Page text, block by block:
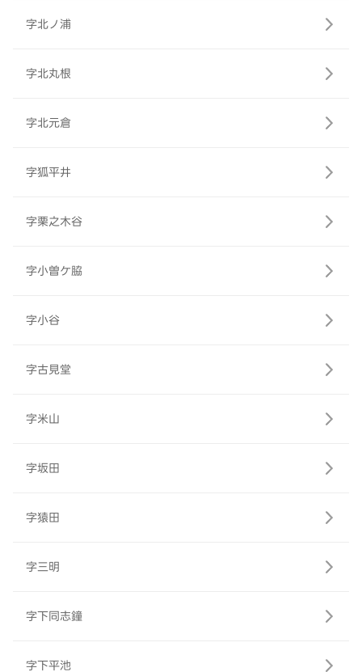
字北ノ浦
字北丸根
字北元倉
字狐平井
字栗之木谷
字小曽ケ脇
字小谷
字古見堂
字米山
字坂田
字猿田
字三明
字下同志鐘
字下平池